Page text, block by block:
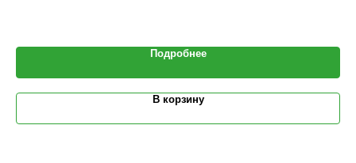
Подробнее
В корзину